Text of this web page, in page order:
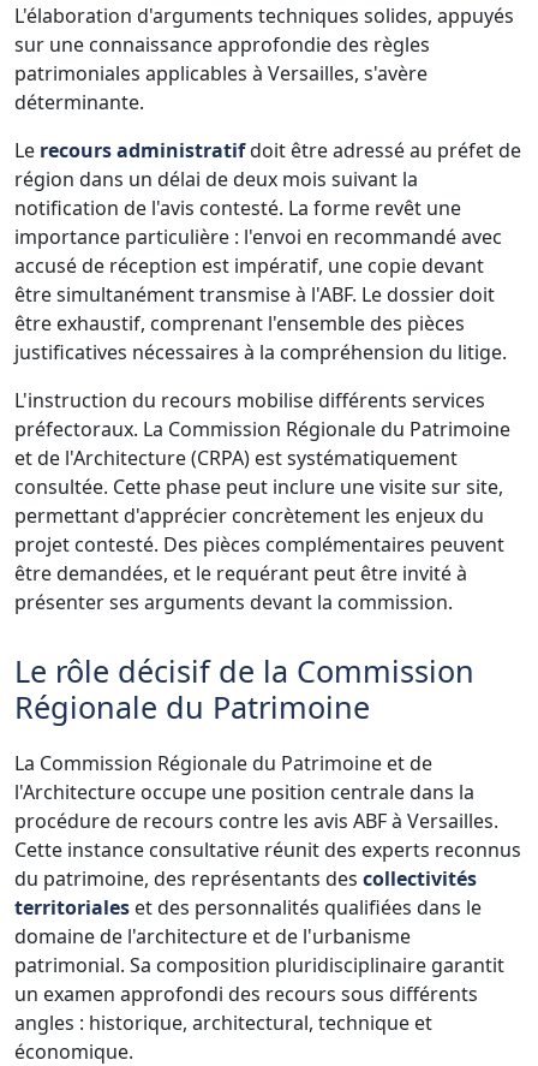
L'élaboration d'arguments techniques solides, appuyés
sur une connaissance approfondie des règles
patrimoniales applicables à Versailles, s'avère
déterminante.
Le recours administratifdoit être adressé au préfet de
région dans un délai de deux mois suivant la
notification de l'avis contesté. La forme revêt une
importance particulière : l'envoi en recommandé avec
accusé de réception est impératif, une copie devant
être simultanément transmise à l'ABF. Le dossier doit
être exhaustif, comprenant l'ensemble des pièces
justificatives nécessaires à la compréhension du litige.
L'instruction du recours mobilise différents services
préfectoraux. La Commission Régionale du Patrimoine
et de l'Architecture (CRPA) est systématiquement
consultée. Cette phase peut inclure une visite sur site,
permettant d'apprécier concrètement les enjeux du
projet contesté. Des pièces complémentaires peuvent
être demandées, et le requérant peut être invité à
présenter ses arguments devant la commission.
Le rôle décisif de la Commission
Régionale du Patrimoine
La Commission Régionale du Patrimoine et de
l'Architecture occupe une position centrale dans la
procédure de recours contre les avis ABF à Versailles.
Cette instance consultative réunit des experts reconnus
du patrimoine, des représentants des collectivités
territoriales et des personnalités qualifiées dans le
domaine de l'architecture et de l'urbanisme
patrimonial. Sa composition pluridisciplinaire garantit
un examen approfondi des recours sous différents
angles : historique, architectural, technique et
économique.